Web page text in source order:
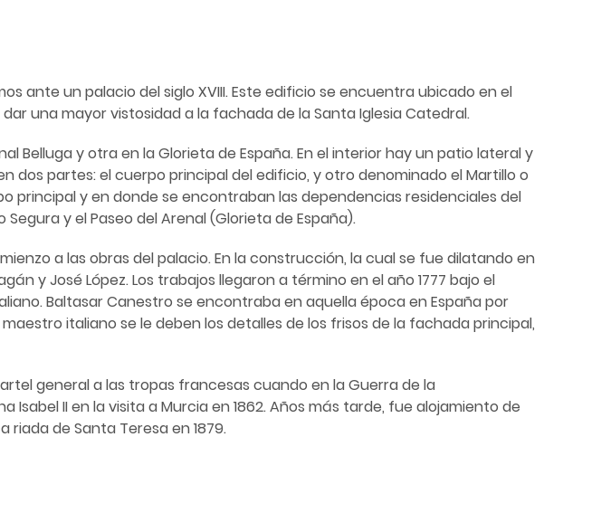
ante un palacio del siglo XVIII. Este edificio se encuentra ubicado en el
una mayor vistosidad a la fachada de la Santa Iglesia Catedral.
Belluga y otra en la Glorieta de España. En el interior hay un patio lateral y
dos partes: el cuerpo principal del edificio, y otro denominado el Martillo o
principal y en donde se encontraban las dependencias residenciales del
y el Paseo del Arenal (Glorieta de España).
a las obras del palacio. En la construcción, la cual se fue dilatando en
y José López. Los trabajos llegaron a término en el año 1777 bajo el
Baltasar Canestro se encontraba en aquella época en España por
italiano se le deben los detalles de los frisos de la fachada principal,
general a las tropas francesas cuando en la Guerra de la
II en la visita a Murcia en 1862. Años más tarde, fue alojamiento de
de Santa Teresa en 1879.